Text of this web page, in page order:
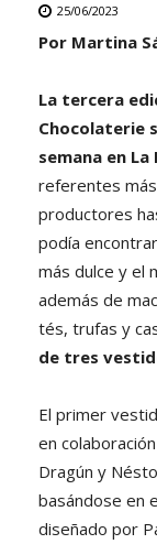
25/06/2023
Por Martina
La tercera
Chocolaterie
semana en La
referentes
productores
podía
más dulce y el
además de
tés, trufas y
de tres
El primer
en
Dragún y
basándose en
diseñado por